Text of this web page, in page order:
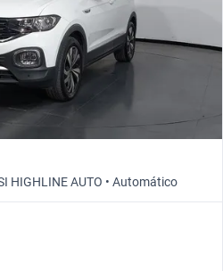
HIGHLINE AUTO • Automático